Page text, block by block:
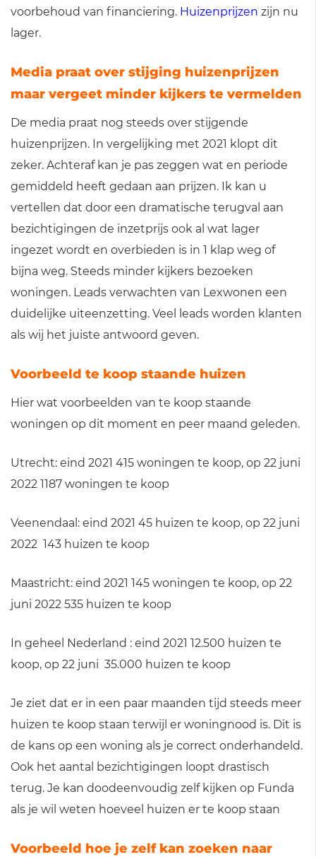
voorbehoud van financiering. Huizenprijzen zijn nu
lager.
Media praat over stijging huizenprijzen
maar vergeet minder kijkers te vermelden
De media praat nog steeds over stijgende
huizenprijzen. In vergelijking met 2021 klopt dit
zeker. Achteraf kan je pas zeggen wat en periode
gemiddeld heeft gedaan aan prijzen. Ik kan u
vertellen dat door een dramatische terugval aan
bezichtigingen de inzetprijs ook al wat lager
ingezet wordt en overbieden is in 1 klap weg of
bijna weg. Steeds minder kijkers bezoeken
woningen. Leads verwachten van Lexwonen een
duidelijke uiteenzetting. Veel leads worden klanten
als wij het juiste antwoord geven.
Voorbeeld te koop staande huizen
Hier wat voorbeelden van te koop staande
woningen op dit moment en peer maand geleden.
Utrecht: eind 2021 415 woningen te koop, op 22 juni
2022 1187 woningen te koop
Veenendaal: eind 2021 45 huizen te koop, op 22 juni
2022 143 huizen te koop
Maastricht: eind 2021 145 woningen te koop, op 22
juni 2022 535 huizen te koop
In geheel Nederland : eind 2021 12.500 huizen te
koop, op 22 juni 35.000 huizen te koop
Je ziet dat er in een paar maanden tijd steeds meer
huizen te koop staan terwijl er woningnood is. Dit is
de kans op een woning als je correct onderhandeld.
Ook het aantal bezichtigingen loopt drastisch
terug. Je kan doodeenvoudig zelf kijken op Funda
als je wil weten hoeveel huizen er te koop staan
Voorbeeld hoe je zelf kan zoeken naar